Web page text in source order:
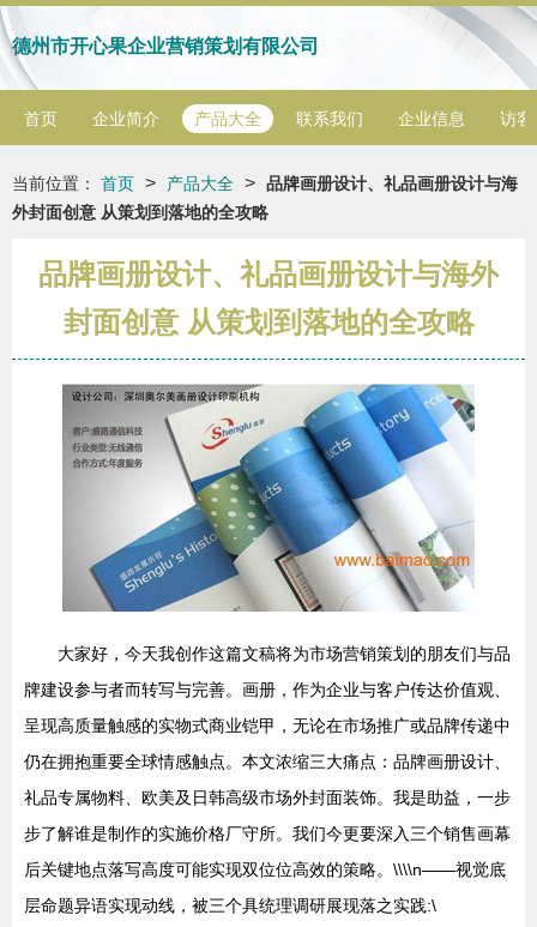
德州市开心果企业营销策划有限公司
首页 企业简介 产品大全 联系我们 企业信息 访客
当前位置： 首页 > 产品大全 > 品牌画册设计、礼品画册设计与海
外封面创意 从策划到落地的全攻略
品牌画册设计、礼品画册设计与海外
封面创意 从策划到落地的全攻略
大家好，今天我创作这篇文稿将为市场营销策划的朋友们与品
牌建设参与者而转写与完善。画册，作为企业与客户传达价值观、
呈现高质量触感的实物式商业铠甲，无论在市场推广或品牌传递中
仍在拥抱重要全球情感触点。本文浓缩三大痛点：品牌画册设计、
礼品专属物料、欧美及日韩高级市场外封面装饰。我是助益，一步
步了解谁是制作的实施价格厂守所。我们今更要深入三个销售画幕
后关键地点落写高度可能实现双位位高效的策略。\\\\n——视觉底
层命题异语实现动线，被三个具统理调研展现落之实践:\